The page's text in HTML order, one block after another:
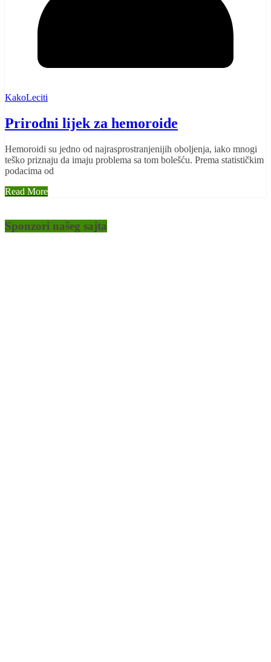
KakoLeciti
Prirodni lijek za hemoroide
Hemoroidi su jedno od najrasprostranjenijih oboljenja, iako mnogi
teško priznaju da imaju problema sa tom bolešću. Prema statističkim
podacima od
Read More
Sponzori našeg sajta